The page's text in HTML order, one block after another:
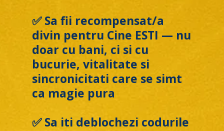
✅ Sa fii recompensat/a
divin pentru Cine ESTI — nu
doar cu bani, ci si cu
bucurie, vitalitate si
sincronicitati care se simt
ca magie pura
✅ Sa iti deblochezi codurile